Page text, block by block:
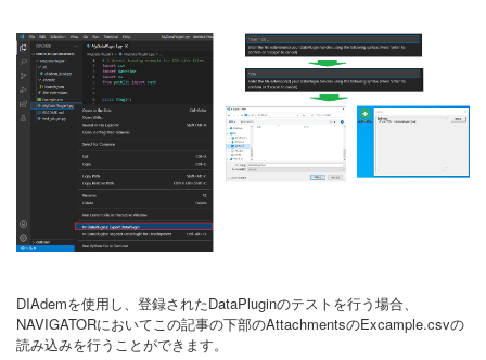
DIAdemを使用し、登録されたDataPluginのテストを行う場合、
NAVIGATORにおいてこの記事の下部のAttachmentsのExcample.csvの
読み込みを行うことができます。